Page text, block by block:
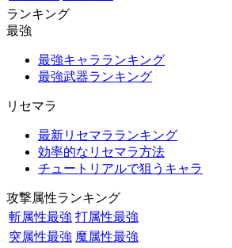
ランキング
最強
最強キャラランキング
最強武器ランキング
リセマラ
最新リセマラランキング
効率的なリセマラ方法
チュートリアルで狙うキャラ
攻撃属性ランキング
斬属性最強 打属性最強
突属性最強 魔属性最強